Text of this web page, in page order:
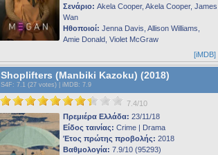
Σενάριο: Akela Cooper, Akela Cooper, James
Wan
Ηθοποιοί: Jenna Davis, Allison Williams,
Amie Donald, Violet McGraw
[iMDB]
Shoplifters (Manbiki Kazoku) (2018)
S4F : 7.1 (27 votes) | iMDB: 7.9
7.4/10
Πρεμιέρα Ελλάδα: 23/11/18
Είδος ταινίας: Crime | Drama
Έτος πρώτης προβολής: 2018
Βαθμολογία: 7.9/10 (95293)